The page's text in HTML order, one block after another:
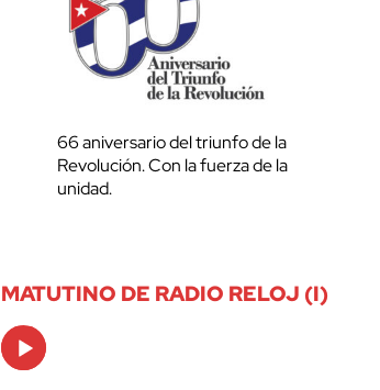
66 aniversario del triunfo de la
Revolución. Con la fuerza de la
unidad.
MATUTINO DE RADIO RELOJ (I)
Audio
Player